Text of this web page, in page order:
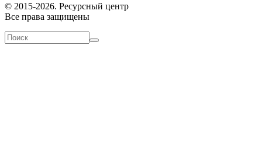
© 2015-2026. Ресурсный центр
Все права защищены